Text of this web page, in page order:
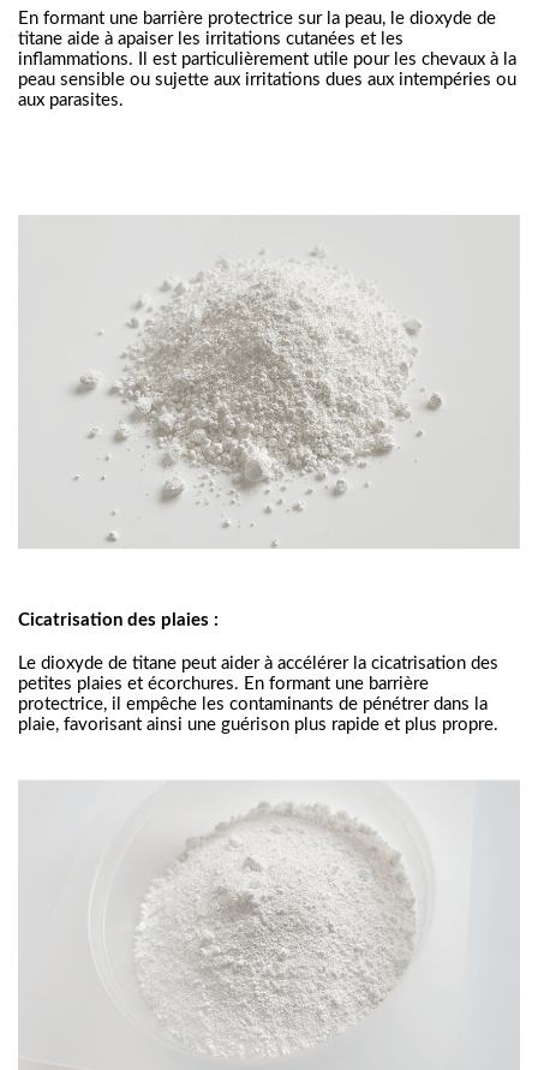
En formant une barrière protectrice sur la peau, le dioxyde de
titane aide à apaiser les irritations cutanées et les
inflammations. Il est particulièrement utile pour les chevaux à la
peau sensible ou sujette aux irritations dues aux intempéries ou
aux parasites.
Cicatrisation des plaies :
Le dioxyde de titane peut aider à accélérer la cicatrisation des
petites plaies et écorchures. En formant une barrière
protectrice, il empêche les contaminants de pénétrer dans la
plaie, favorisant ainsi une guérison plus rapide et plus propre.